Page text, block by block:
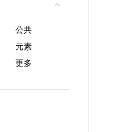
公共
元素
更多